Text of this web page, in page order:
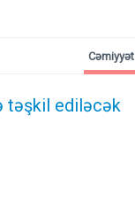
təşkil ediləcək
Cəmiyyət